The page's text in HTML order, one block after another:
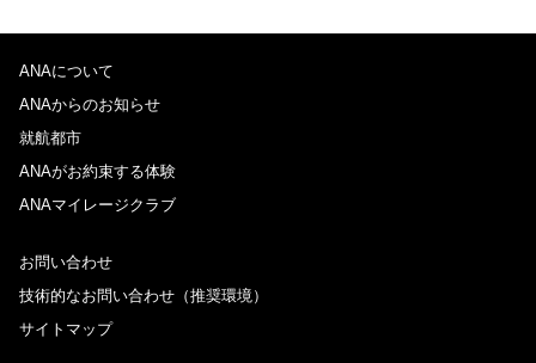
ANAについて
ANAからのお知らせ
就航都市
ANAがお約束する体験
ANAマイレージクラブ
お問い合わせ
技術的なお問い合わせ（推奨環境）
サイトマップ